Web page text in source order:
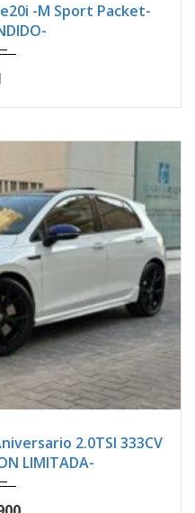
-M Sport Packet-
2.0TSI 333CV
LIMITADA-